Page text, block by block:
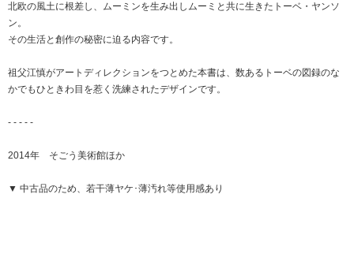
北欧の風土に根差し、ムーミンを生み出しムーミと共に生きたトーベ・ヤンソ
ン。
その生活と創作の秘密に迫る内容です。
祖父江慎がアートディレクションをつとめた本書は、数あるトーベの図録のな
かでもひときわ目を惹く洗練されたデザインです。
- - - - -
2014年 そごう美術館ほか
▼ 中古品のため、若干薄ヤケ･薄汚れ等使用感あり